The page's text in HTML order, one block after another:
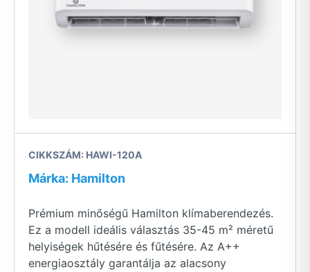
CIKKSZÁM: HAWI-120A
Márka: Hamilton
Prémium minőségű Hamilton klímaberendezés.
Ez a modell ideális választás 35-45 m² méretű
helyiségek hűtésére és fűtésére. Az A++
energiaosztály garantálja az alacsony